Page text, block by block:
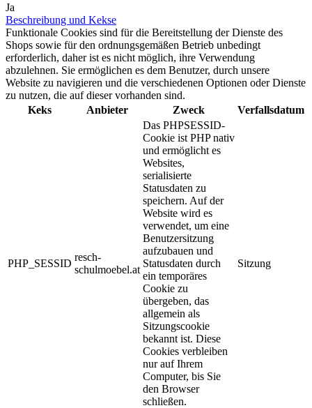
Ja
Beschreibung und Kekse
Funktionale Cookies sind für die Bereitstellung der Dienste des
Shops sowie für den ordnungsgemäßen Betrieb unbedingt
erforderlich, daher ist es nicht möglich, ihre Verwendung
abzulehnen. Sie ermöglichen es dem Benutzer, durch unsere
Website zu navigieren und die verschiedenen Optionen oder Dienste
zu nutzen, die auf dieser vorhanden sind.
Keks
Anbieter Zweck Verfallsdatum
PHP_SESSID
resch-
schulmoebel.at
Das PHPSESSID-
Cookie ist PHP nativ
und ermöglicht es
Websites,
serialisierte
Statusdaten zu
speichern. Auf der
Website wird es
verwendet, um eine
Benutzersitzung
aufzubauen und
Statusdaten durch
ein temporäres
Cookie zu
übergeben, das
allgemein als
Sitzungscookie
bekannt ist. Diese
Cookies verbleiben
nur auf Ihrem
Computer, bis Sie
den Browser
schließen.
Sitzung